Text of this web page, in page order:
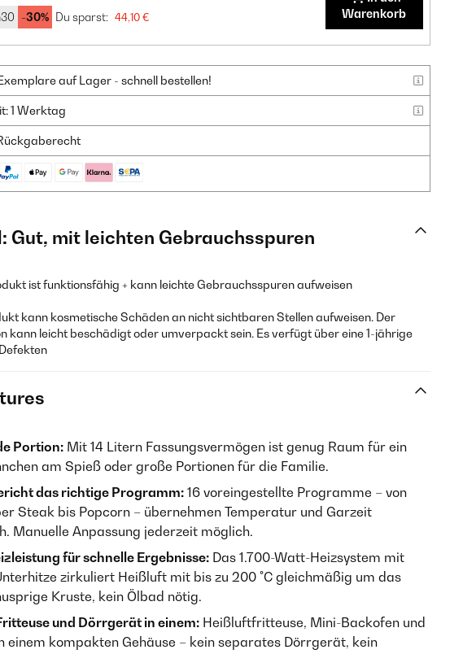
-30% Du sparst: 44,10 €
Warenkorb
auf Lager - schnell bestellen!
1 Werktag
Gut, mit leichten Gebrauchsspuren
ist funktionsfähig + kann leichte Gebrauchsspuren aufweisen
kann kosmetische Schäden an nicht sichtbaren Stellen aufweisen. Der
kann leicht beschädigt oder umverpackt sein. Es verfügt über eine 1-jährige
Portion: Mit 14 Litern Fassungsvermögen ist genug Raum für ein
am Spieß oder große Portionen für die Familie.
das richtige Programm:16 voreingestellte Programme – von
Steak bis Popcorn – übernehmen Temperatur und Garzeit
Manuelle Anpassung jederzeit möglich.
für schnelle Ergebnisse: Das 1.700-Watt-Heizsystem mit
zirkuliert Heißluft mit bis zu 200 °C gleichmäßig um das
Kruste, kein Ölbad nötig.
und Dörrgerät in einem: Heißluftfritteuse, Mini-Backofen und
einem kompakten Gehäuse – kein separates Dörrgerät, kein